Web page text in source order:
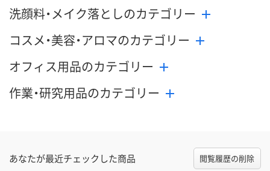
洗顔料・メイク落としのカテゴリー
コスメ・美容・アロマのカテゴリー
オフィス用品のカテゴリー
作業・研究用品のカテゴリー
あなたが最近チェックした商品 閲覧履歴の削除